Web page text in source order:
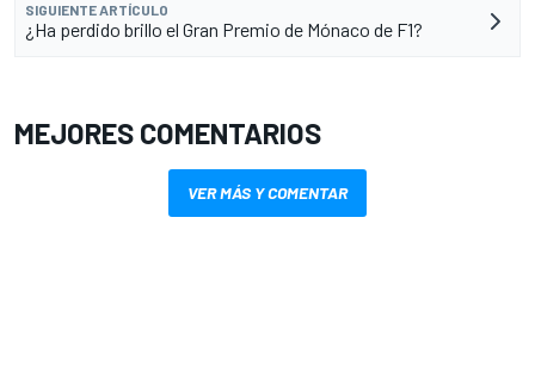
SIGUIENTE ARTÍCULO
¿Ha perdido brillo el Gran Premio de Mónaco de F1?
MEJORES COMENTARIOS
VER MÁS Y COMENTAR